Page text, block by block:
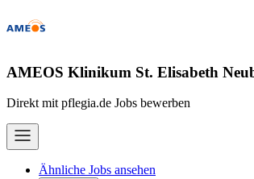
AMEOS Klinikum St. Elisabeth
Direkt mit pflegia.de Jobs bewerben
Ähnliche Jobs ansehen